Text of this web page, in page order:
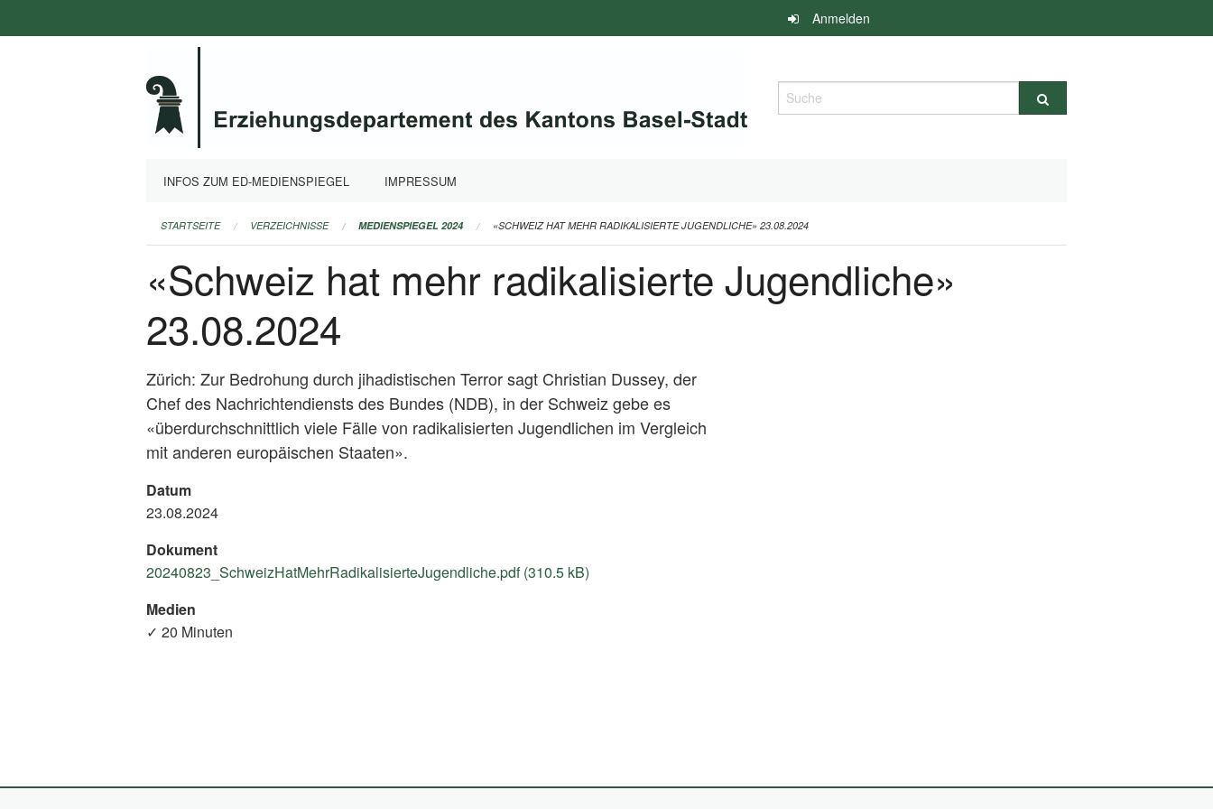
überspringen
Anmelden
Suche
INFOS ZUM ED-MEDIENSPIEGEL IMPRESSUM
STARTSEITE VERZEICHNISSE MEDIENSPIEGEL 2024 «SCHWEIZ HAT MEHR RADIKALISIERTE JUGENDLICHE» 23.08.2024
«Schweiz hat mehr radikalisierte Jugendliche»
23.08.2024
Zürich: Zur Bedrohung durch jihadistischen Terror sagt Christian Dussey, der
Chef des Nachrichtendiensts des Bundes (NDB), in der Schweiz gebe es
«überdurchschnittlich viele Fälle von radikalisierten Jugendlichen im Vergleich
mit anderen europäischen Staaten».
Datum
23.08.2024
Dokument
20240823_SchweizHatMehrRadikalisierteJugendliche.pdf (310.5 kB)
Medien
✓ 20 Minuten